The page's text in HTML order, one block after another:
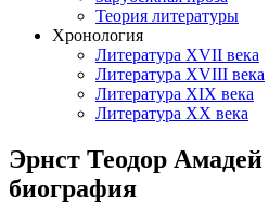
Теория литературы
Хронология
Литература XVII века
Литература XVIII века
Литература XIX века
Литература XX века
Эрнст Теодор
биография